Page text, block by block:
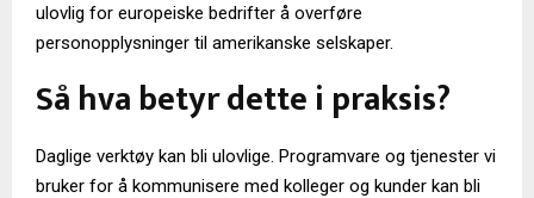
ulovlig for europeiske bedrifter å overføre
personopplysninger til amerikanske selskaper.
Så hva betyr dette i praksis?
Daglige verktøy kan bli ulovlige. Programvare og tjenester vi
bruker for å kommunisere med kolleger og kunder kan bli